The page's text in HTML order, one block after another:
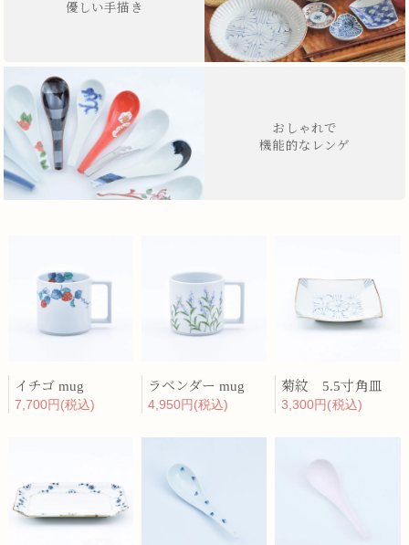
優しい手描き
おしゃれで
機能的なレンゲ
イチゴ mug
7,700円(税込)
ラベンダー mug
4,950円(税込)
菊紋 5.5寸角皿
3,300円(税込)